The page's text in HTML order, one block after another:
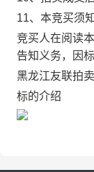
11、本竞买须
竞买人在阅读
告知义务，因
黑龙江友联拍
标的介绍